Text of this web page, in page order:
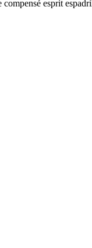
esprit
Le talon
croisées structurent
subtiles donne à ce